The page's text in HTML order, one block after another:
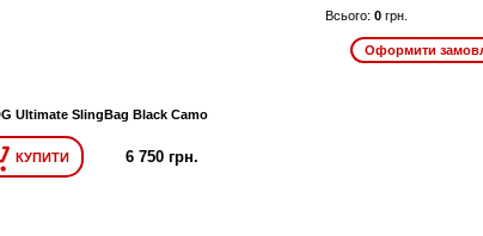
Всього: 0 грн.
Ultimate SlingBag Black Camo
КУПИТИ 6 750 грн.